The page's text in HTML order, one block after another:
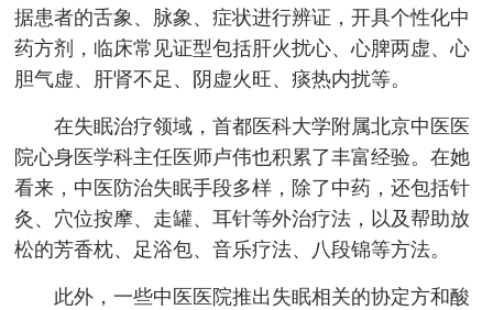
据患者的舌象、脉象、症状进行辨证，开具个性化中
药方剂，临床常见证型包括肝火扰心、心脾两虚、心
胆气虚、肝肾不足、阴虚火旺、痰热内扰等。
在失眠治疗领域，首都医科大学附属北京中医医
院心身医学科主任医师卢伟也积累了丰富经验。在她
看来，中医防治失眠手段多样，除了中药，还包括针
灸、穴位按摩、走罐、耳针等外治疗法，以及帮助放
松的芳香枕、足浴包、音乐疗法、八段锦等方法。
此外，一些中医医院推出失眠相关的协定方和酸